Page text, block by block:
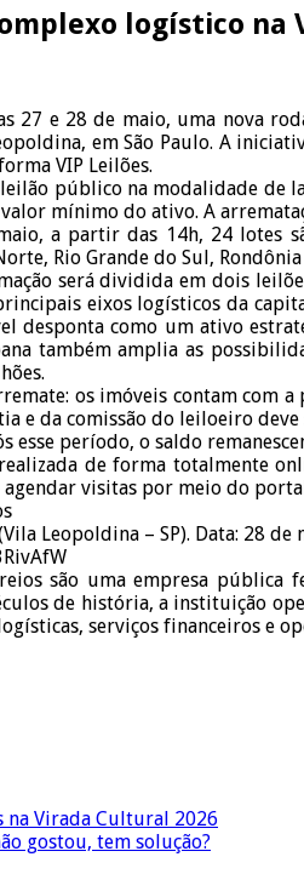
logístico na
27 e 28 de maio, uma nova
em São Paulo. A
VIP Leilões.
público na modalidade de
mínimo do ativo. A
a partir das 14h, 24 lotes
Rio Grande do Sul, Rondônia
será dividida em dois
eixos logísticos da
desponta como um ativo
também amplia as
os imóveis contam com
e da comissão do leiloeiro
esse período, o saldo
de forma totalmente
visitas por meio do
Leopoldina – SP). Data: 28 de
são uma empresa
de história, a instituição
serviços financeiros e
na Virada Cultural 2026
gostou, tem solução?